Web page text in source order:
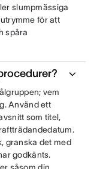
slumpmässiga
för att
spåra
vem
Använd ett
som titel,
granska det med
godkänts.